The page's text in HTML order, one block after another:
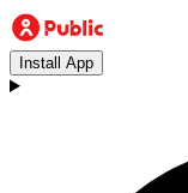
Install App